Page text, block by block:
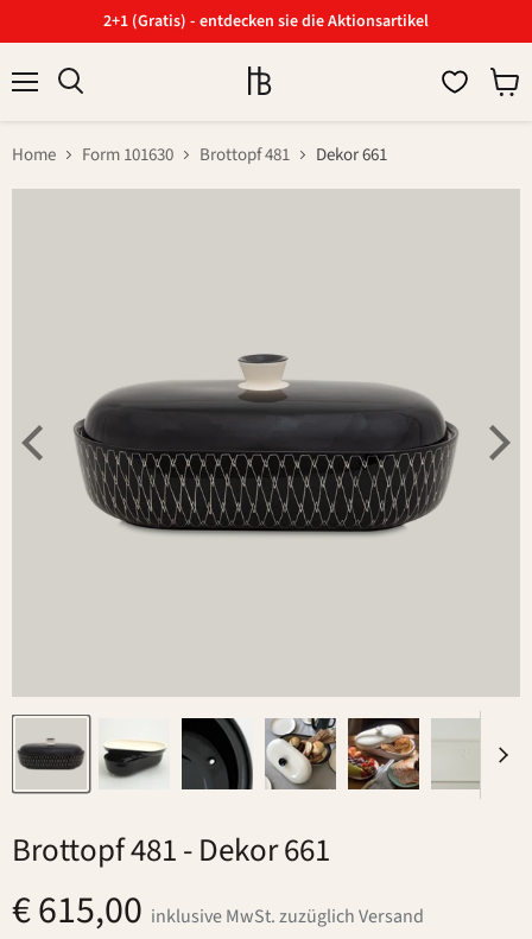
2+1 (Gratis) - entdecken sie die Aktionsartikel
Home Form 101630 Brottopf 481 Dekor 661
Brottopf 481- Dekor 661
€ 615,00 inklusive MwSt. zuzüglich Versand